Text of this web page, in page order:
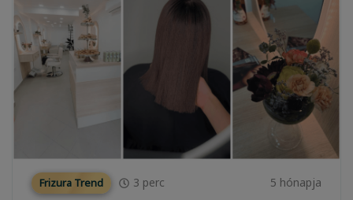
Frizura Trend 3 perc 5 hónapja